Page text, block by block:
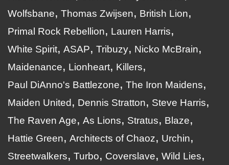
Wolfsbane
Thomas Zwijsen
British Lion
Primal Rock Rebellion
Lauren Harris
White Spirit ASAP Tribuzy
Nicko McBrain
Maidenance
Lionheart
Killers
Paul DiAnno's Battlezone
The Iron Maidens
Maiden United
Dennis Stratton
Steve Harris
The Raven Age
As Lions Stratus
Blaze
Hattie Green
Architects of Chaoz
Urchin
Streetwalkers
Turbo Coverslave
Wild Lies